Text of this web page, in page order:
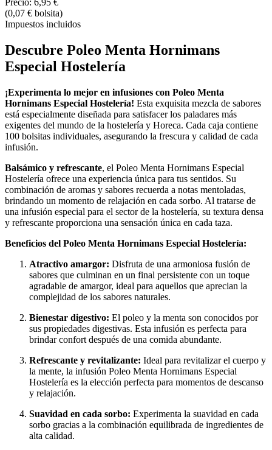
(0,07 € bolsita)
Impuestos incluidos
Descubre Poleo Menta Hornimans
Especial Hostelería
¡Experimenta lo mejor en infusiones con Poleo Menta
Hornimans Especial Hostelería! Esta exquisita mezcla de sabores
está especialmente diseñada para satisfacer los paladares más
exigentes del mundo de la hostelería y Horeca. Cada caja contiene
100 bolsitas individuales, asegurando la frescura y calidad de cada
infusión.
Balsámico y refrescante, el Poleo Menta Hornimans Especial
Hostelería ofrece una experiencia única para tus sentidos. Su
combinación de aromas y sabores recuerda a notas mentoladas,
brindando un momento de relajación en cada sorbo. Al tratarse de
una infusión especial para el sector de la hostelería, su textura densa
y refrescante proporciona una sensación única en cada taza.
Beneficios del Poleo Menta Hornimans Especial Hostelería:
Atractivo amargor: Disfruta de una armoniosa fusión de
sabores que culminan en un final persistente con un toque
agradable de amargor, ideal para aquellos que aprecian la
complejidad de los sabores naturales.
Bienestar digestivo: El poleo y la menta son conocidos por
sus propiedades digestivas. Esta infusión es perfecta para
brindar confort después de una comida abundante.
Refrescante y revitalizante: Ideal para revitalizar el cuerpo y
la mente, la infusión Poleo Menta Hornimans Especial
Hostelería es la elección perfecta para momentos de descanso
y relajación.
Suavidad en cada sorbo: Experimenta la suavidad en cada
sorbo gracias a la combinación equilibrada de ingredientes de
alta calidad.